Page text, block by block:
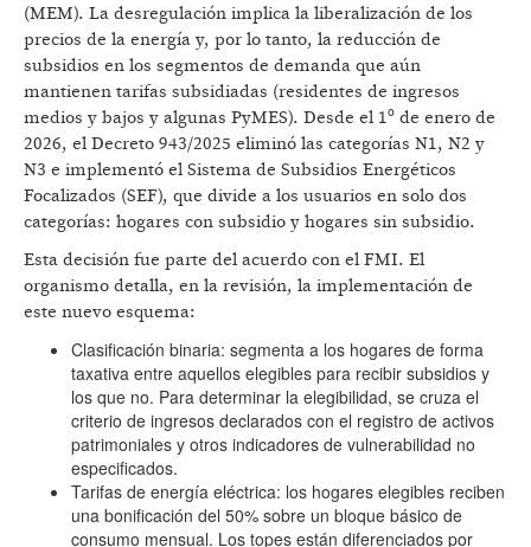
(MEM). La desregulación implica la liberalización de los
precios de la energía y, por lo tanto, la reducción de
subsidios en los segmentos de demanda que aún
mantienen tarifas subsidiadas (residentes de ingresos
medios y bajos y algunas PyMES). Desde el 1º de enero de
2026, el Decreto 943/2025 eliminó las categorías N1, N2 y
N3 e implementó el Sistema de Subsidios Energéticos
Focalizados (SEF), que divide a los usuarios en solo dos
categorías: hogares con subsidio y hogares sin subsidio.
Esta decisión fue parte del acuerdo con el FMI. El
organismo detalla, en la revisión, la implementación de
este nuevo esquema:
Clasificación binaria: segmenta a los hogares de forma
taxativa entre aquellos elegibles para recibir subsidios y
los que no. Para determinar la elegibilidad, se cruza el
criterio de ingresos declarados con el registro de activos
patrimoniales y otros indicadores de vulnerabilidad no
especificados.
Tarifas de energía eléctrica: los hogares elegibles reciben
una bonificación del 50% sobre un bloque básico de
consumo mensual. Los topes están diferenciados por